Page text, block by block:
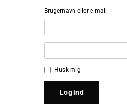
Brugernavn eller e-mail
Husk mig